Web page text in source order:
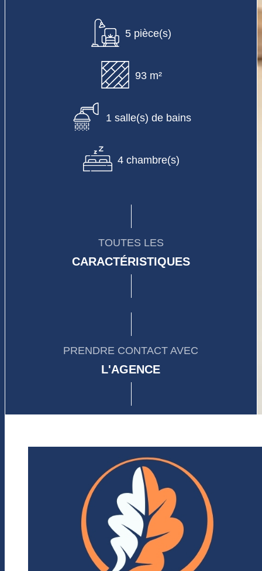
5 pièce(s)
93 m²
1 salle(s) de bains
4 chambre(s)
TOUTES LES
CARACTÉRISTIQUES
PRENDRE CONTACT AVEC
L'AGENCE